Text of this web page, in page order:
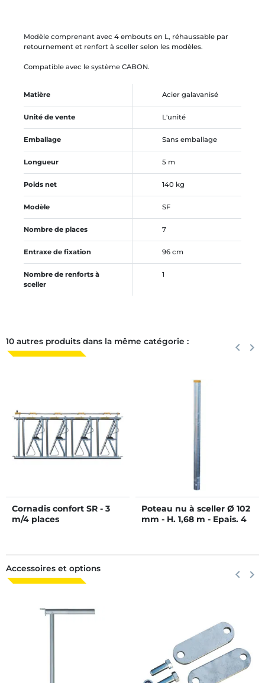
Modèle comprenant avec 4 embouts en L, réhaussable par
retournement et renfort à sceller selon les modèles.
Compatible avec le système CABON.
Matière Acier galavanisé
Unité de vente L'unité
Emballage Sans emballage
Longueur 5 m
Poids net 140 kg
Modèle SF
Nombre de places 7
Entraxe de fixation 96 cm
Nombre de renforts à
sceller
1
10 autres produits dans la même catégorie : keyboard_arrow_left keyboard_arrow_right
Cornadis confort SR - 3
m/4 places
Poteau nu à sceller Ø 102
mm - H. 1,68 m - Epais. 4
Accessoires et options keyboard_arrow_left keyboard_arrow_right